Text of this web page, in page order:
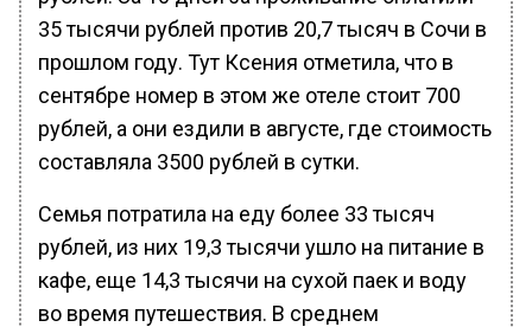
35 тысячи рублей против 20,7 тысяч в Сочи в
прошлом году. Тут Ксения отметила, что в
сентябре номер в этом же отеле стоит 700
рублей, а они ездили в августе, где стоимость
составляла 3500 рублей в сутки.
Семья потратила на еду более 33 тысяч
рублей, из них 19,3 тысячи ушло на питание в
кафе, еще 14,3 тысячи на сухой паек и воду
во время путешествия. В среднем